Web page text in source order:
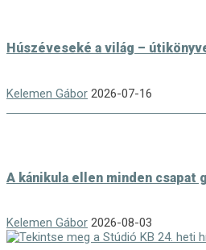
Húszéveseké a világ –
Kelemen Gábor 2026-07-16
A kánikula ellen minden csapat
Kelemen Gábor 2026-08-03